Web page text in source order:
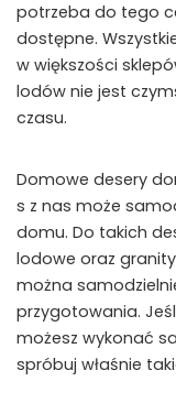
potrzeba do tego
dostępne.
w większości
lodów nie jest
czasu.
Domowe desery
s z nas może
domu. Do takich
lodowe oraz
można
przygotowania.
możesz wykonać
spróbuj właśnie